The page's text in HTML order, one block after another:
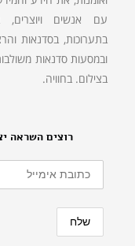
רוצים השראה
עם אנשים
בתערוכות, בסדנאות
ובמסעות סדנאות
בצילום. בחוויה.